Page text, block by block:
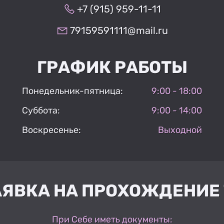
+7 (915) 959-11-11
79159591111@mail.ru
ГРАФИК РАБОТЫ
Понедельник-пятница:
9:00 - 18:00
Суббота:
9:00 - 14:00
Воскресенье:
Выходной
НА ПРОХОЖДЕНИЕ
При Себе иметь документы: